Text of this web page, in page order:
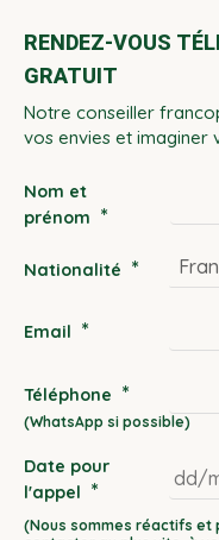
RENDEZ-VOUS
GRATUIT
Notre conseiller
vos envies et imaginer
Nom et
prénom *
Nationalité *
Email *
Téléphone *
Date pour
l'appel *
DD